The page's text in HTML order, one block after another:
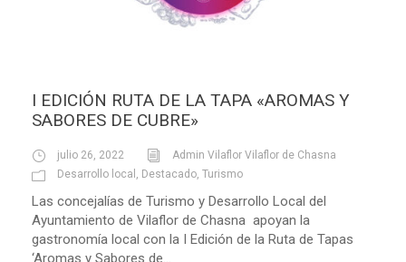
I EDICIÓN RUTA DE LA TAPA «AROMAS Y
SABORES DE CUBRE»
julio 26, 2022
Admin Vilaflor Vilaflor de Chasna
Desarrollo local , Destacado, Turismo
Las concejalías de Turismo y Desarrollo Local del
Ayuntamiento de Vilaflor de Chasna apoyan la
gastronomía local con la I Edición de la Ruta de Tapas
‘Aromas y Sabores de...